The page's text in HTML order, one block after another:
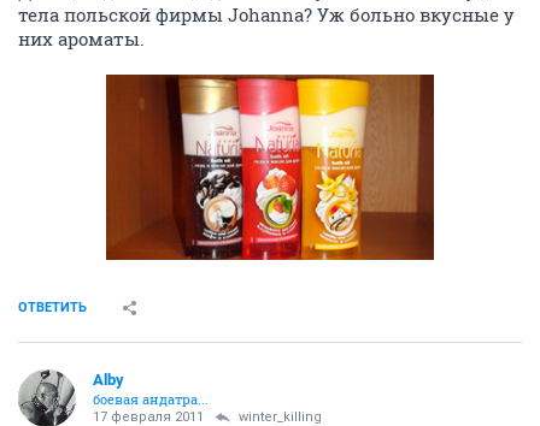
тела польской фирмы Johanna? Уж больно вкусные у
них ароматы.
ОТВЕТИТЬ
Alby
боевая андатра...
17 февраля 2011 winter_killing